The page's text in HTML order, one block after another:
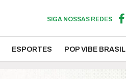
SIGA NOSSAS REDES
ESPORTES POP VIBE BRASIL